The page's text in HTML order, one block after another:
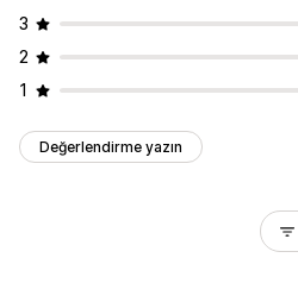
3
2
1
Değerlendirme yazın